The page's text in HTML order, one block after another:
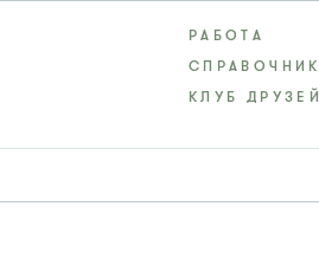
РАБОТА
СПРАВОЧНИК
КЛУБ ДРУЗЕЙ